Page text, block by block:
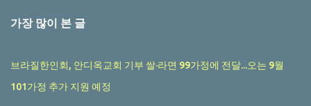
가장 많이 본 글
브라질한인회, 안디옥교회 기부 쌀·라면 99가정에 전달...오는 9월
101가정 추가 지원 예정